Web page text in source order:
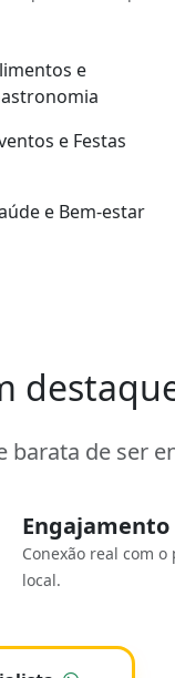
e
e Festas
e Bem-estar
barata de ser
Engajamento
Conexão real com o
local.